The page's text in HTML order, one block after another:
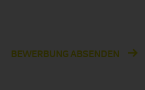
BEWERBUNG ABSENDEN